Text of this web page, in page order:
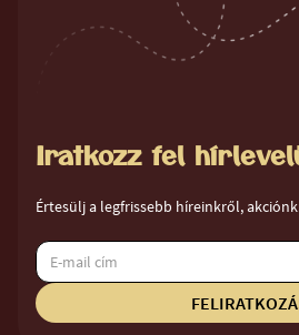
Iratkozz fel
Értesülj a legfrissebb híreinkről,